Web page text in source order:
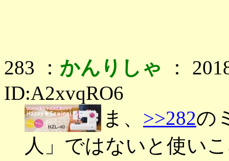
283 ： かんりしゃ ：
ID:A2xvqRO6
ま、 >>282の
人」ではないと使い